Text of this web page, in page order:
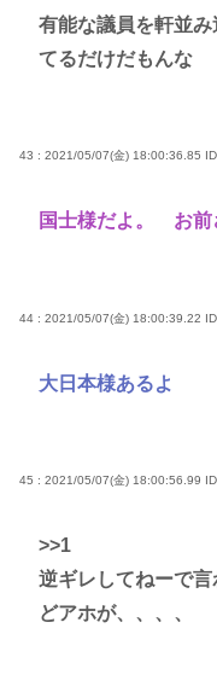
有能な議員を軒並
てるだけだもんな
43 : 2021/05/07(金) 18:00:36.85
国士様だよ。 お前
44 : 2021/05/07(金) 18:00:39.22
大日本様あるよ
45 : 2021/05/07(金) 18:00:56.99
>>1
逆ギレしてねーで言
どアホが、、、、